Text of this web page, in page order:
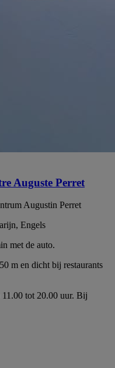
Auguste Perret
Augustin Perret
Engels
met de auto.
m en dicht bij restaurants
11.00 tot 20.00 uur. Bij